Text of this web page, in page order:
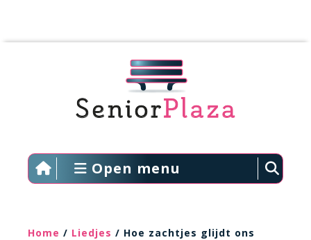
Open menu
Home / Liedjes / Hoe zachtjes glijdt ons